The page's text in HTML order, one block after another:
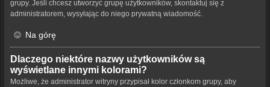
grupy. Jeśli chcesz utworzyć grupę użytkowników, skontaktuj się z
administratorem, wysyłając do niego prywatną wiadomość.
Na górę
Dlaczego niektóre nazwy użytkowników są
wyświetlane innymi kolorami?
Możliwe, że administrator witryny przypisał kolor członkom grupy, aby